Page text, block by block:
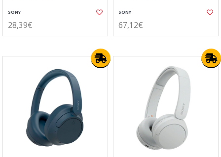
SONY
28,39€
SONY
67,12€